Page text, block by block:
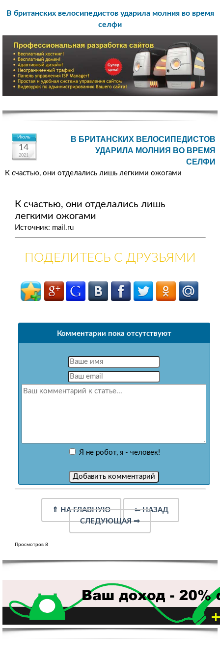
В британских велосипедистов ударила молния во время
селфи
Июль
14
2021
В БРИТАНСКИХ ВЕЛОСИПЕДИСТОВ
УДАРИЛА МОЛНИЯ ВО ВРЕМЯ
СЕЛФИ
К счастью, они отделались лишь легкими ожогами
К счастью, они отделались лишь
легкими ожогами
Источник: mail.ru
ПОДЕЛИТЕСЬ С ДРУЗЬЯМИ
Комментарии пока отсутствуют
Я не робот, я - человек!
⇑ НА ГЛАВНУЮ ⇐НАЗАД
СЛЕДУЮЩАЯ⇒
Просмотров 8